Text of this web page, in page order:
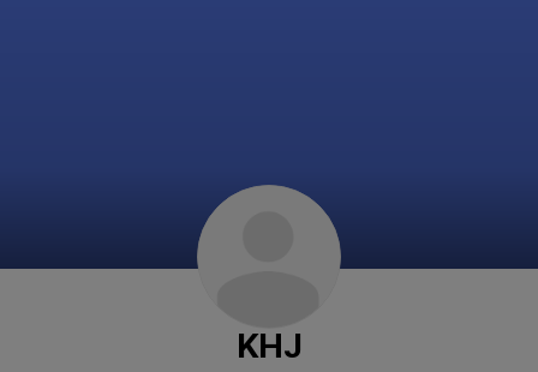
KHJ